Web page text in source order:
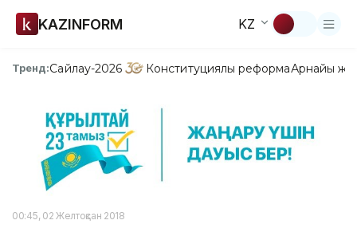
KAZINFORM KZ
Тренд:Сайлау-2026 Конституциялық реформаАрнайы
00:45, 02 Желтоқсан 2018